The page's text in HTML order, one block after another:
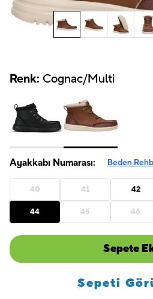
Renk: Cognac/Multi
Ayakkabı Numarası: Beden
40 41 42
44 45 46
Sepete
Sepeti